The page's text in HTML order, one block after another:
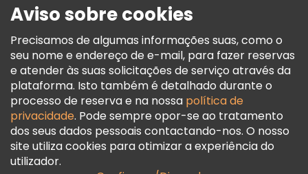
Termos E Informações Legais
Política De Cookies
Freetour Prémios
Programa De Fidelidade
Aviso sobre cookies
Precisamos de algumas informações suas, como o
seu nome e endereço de e-mail, para fazer reservas
e atender às suas solicitações de serviço através da
plataforma. Isto também é detalhado durante o
processo de reserva e na nossa política de
privacidade. Pode sempre opor-se ao tratamento
dos seus dados pessoais contactando-nos. O nosso
site utiliza cookies para otimizar a experiência do
utilizador.